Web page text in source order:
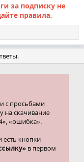
за подписку не
правила.
с просьбами
на скачивание
«ошибка».
есть кнопки
в первом